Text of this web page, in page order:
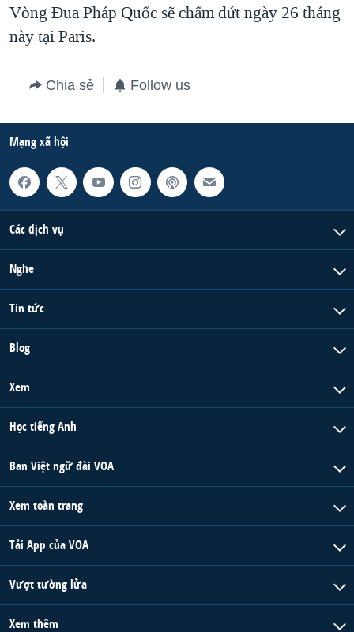
Vòng Đua Pháp Quốc sẽ chấm dứt ngày 26 tháng
này tại Paris.
Chia sẻ Follow us
Mạng xã hội
Các dịch vụ
Nghe
Tin tức
Blog
Xem
Học tiếng Anh
Ban Việt ngữ đài VOA
Xem toàn trang
Tải App của VOA
Vượt tường lửa
Xem thêm